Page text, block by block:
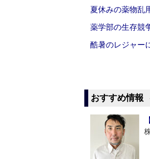
夏休みの薬物乱
薬学部の生存競
酷暑のレジャー
おすすめ情報